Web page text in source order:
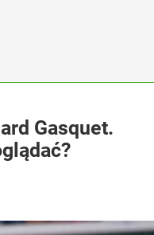
Gasquet.